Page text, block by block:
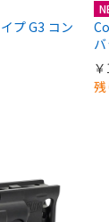
プ G3 コン